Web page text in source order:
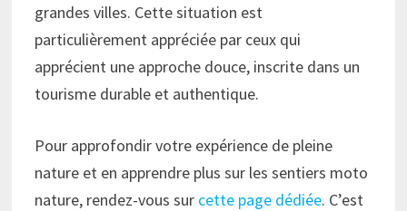
grandes villes. Cette situation est
particulièrement appréciée par ceux qui
apprécient une approche douce, inscrite dans un
tourisme durable et authentique.
Pour approfondir votre expérience de pleine
nature et en apprendre plus sur les sentiers moto
nature, rendez-vous sur cette page dédiée. C’est